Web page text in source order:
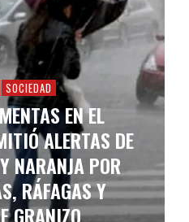
SOCIEDAD
EN EL
ALERTAS DE
NARANJA POR
RÁFAGAS Y
GRANIZO